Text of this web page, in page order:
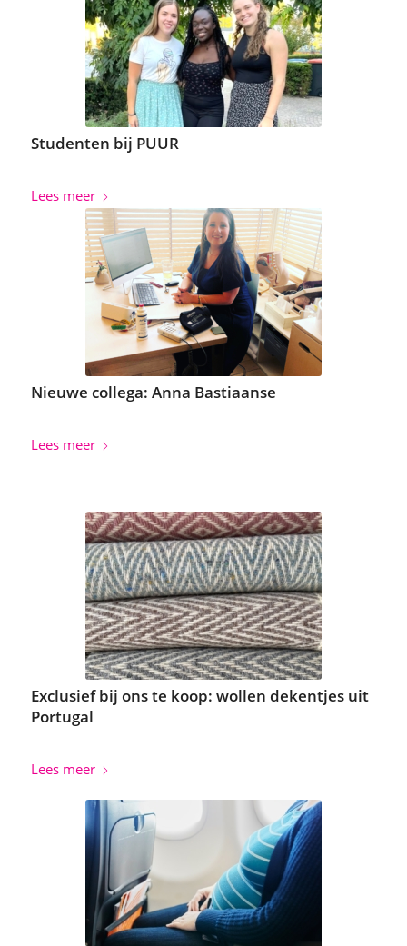
Studenten bij PUUR
Lees meer
Nieuwe collega: Anna Bastiaanse
Lees meer
Exclusief bij ons te koop: wollen dekentjes uit
Portugal
Lees meer